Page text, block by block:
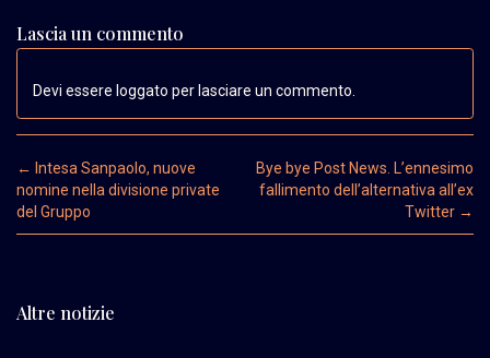
Lascia un commento
Devi essere loggato per lasciare un commento.
Post navigation
← Intesa Sanpaolo, nuove
nomine nella divisione private
del Gruppo
Bye bye Post News. L’ennesimo
fallimento dell’alternativa all’ex
Twitter →
Altre notizie